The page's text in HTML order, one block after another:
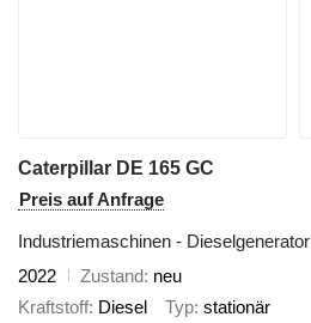
Caterpillar DE 165 GC
Preis auf Anfrage
Industriemaschinen - Dieselgenerator
2022
Zustand neu
Kraftstoff Diesel Typ stationär